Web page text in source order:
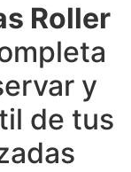
Roller
y
de tus